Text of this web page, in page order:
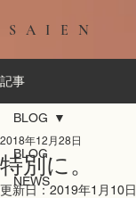
SAIEN
記事
BLOG
NEWS
BLOG
特別に。
2018年12月28日
更新日：2019年1月10日